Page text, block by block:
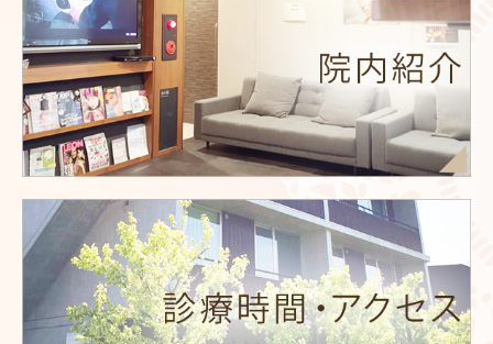
よくある質問-Q&A-
ブログ-Blog-
Instagram
News
問診票
ピアスの同意書
スタッフ募集